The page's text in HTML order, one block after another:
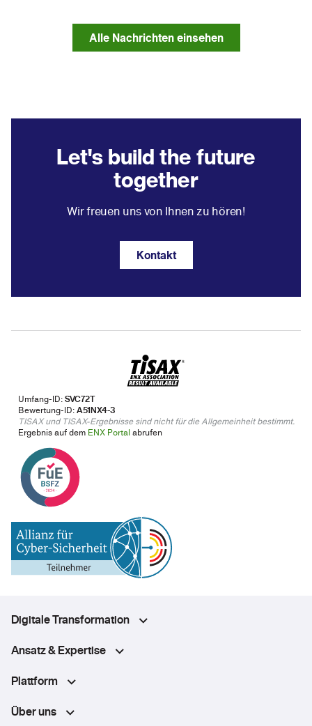
Alle Nachrichten einsehen
Let's build the future
together
Wir freuen uns von Ihnen zu hören!
Kontakt
Umfang-ID:SVC72T
Bewertung-ID:A51NX4-3
TISAX und TISAX-Ergebnisse sind nicht für die Allgemeinheit bestimmt.
Ergebnis auf dem ENX Portal abrufen
Digitale Transformation
Ansatz & Expertise
Plattform
Über uns